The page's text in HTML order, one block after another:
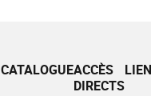
CATALOGUEACCÈS
DIRECTS